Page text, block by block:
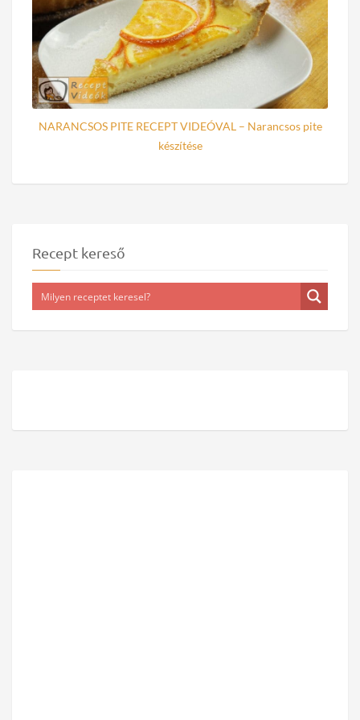
NARANCSOS PITE RECEPT VIDEÓVAL – Narancsos pite
készítése
Recept kereső